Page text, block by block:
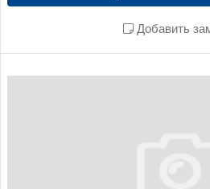
Добавить